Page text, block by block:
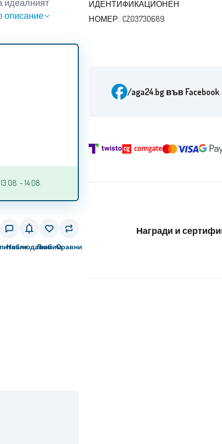
идеалният
описание
- 14.08.
Наблюдавам
ЛюбимСравни
ИДЕНТИФИКАЦИОНЕН
НОМЕР: CZ03730689
/aga24.bg във Facebook
Награди и